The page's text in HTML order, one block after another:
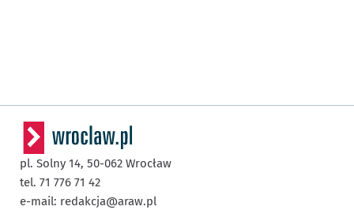
pl. Solny 14, 50-062 Wrocław
tel. 71 776 71 42
e-mail: redakcja@araw.pl